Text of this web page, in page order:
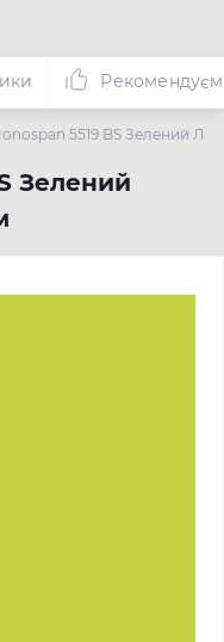
5519 BS Зелений
Зелений